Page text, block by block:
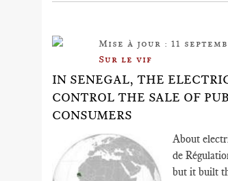
Mise à jour : 11
Sur le vif
IN SENEGAL, THE
CONTROL THE SALE OF
CONSUMERS
About
de
but it built